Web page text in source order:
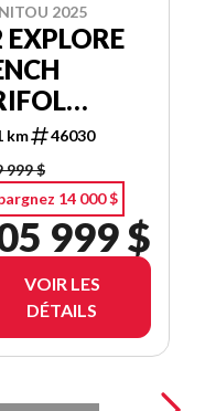
2025
EXPLORE
km
46030
999 $
14 000 $
999 $
VOIR LES
DÉTAILS